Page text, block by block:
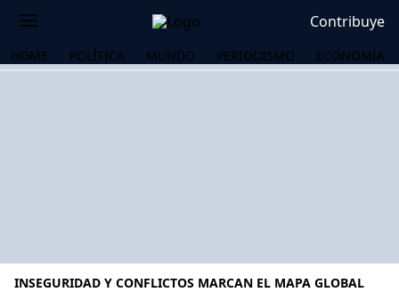
Contribuye
HOME POLÍTICA MUNDO PERIODISMO ECONOMÍA
INSEGURIDAD Y CONFLICTOS MARCAN EL MAPA GLOBAL